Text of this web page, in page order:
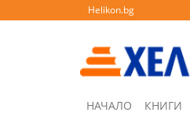
Helikon.bg
НАЧАЛО КНИГИ